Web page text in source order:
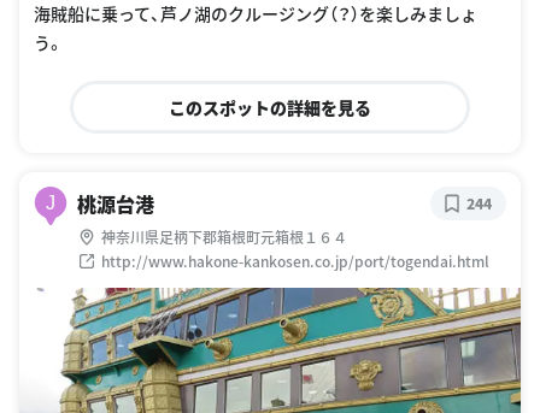
海賊船に乗って、芦ノ湖のクルージング（？）を楽しみましょ
う。
このスポットの詳細を見る
J 桃源台港
神奈川県足柄下郡箱根町元箱根１６４
http://www.hakone-kankosen.co.jp/port/togendai.html
244